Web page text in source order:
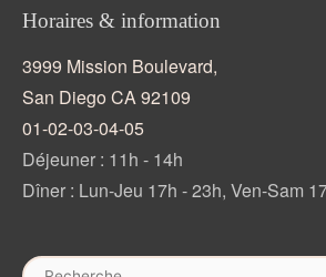
Horaires & information
3999 Mission Boulevard,
San Diego CA 92109
01-02-03-04-05
Déjeuner : 11h - 14h
Dîner : Lun-Jeu 17h - 23h, Ven-Sam
Rechercher :